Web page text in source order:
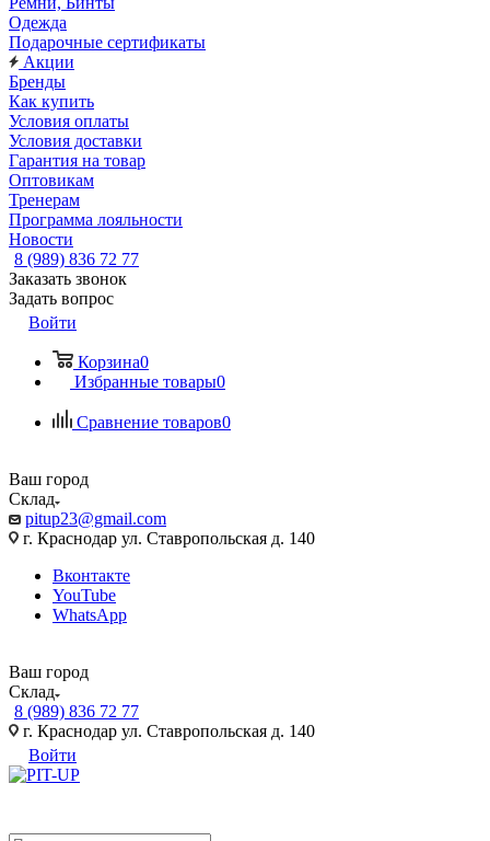
Одежда
Подарочные сертификаты
Акции
Бренды
Как купить
Условия оплаты
Условия доставки
Гарантия на товар
Оптовикам
Тренерам
Программа лояльности
Новости
8 (989) 836 72 77
Заказать звонок
Задать вопрос
Войти
Корзина0
Избранные товары0
Сравнение товаров0
Ваш город
Склад
pitup23@gmail.com
г. Краснодар ул. Ставропольская д. 140
Вконтакте
YouTube
WhatsApp
Ваш город
Склад
8 (989) 836 72 77
г. Краснодар ул. Ставропольская д. 140
Войти